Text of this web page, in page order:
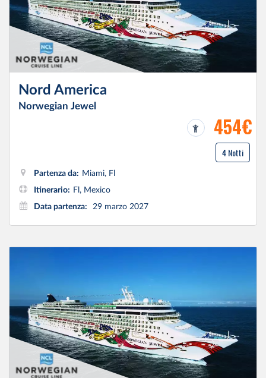
Nord America
Norwegian Jewel
454€
4 Notti
Partenza da: Miami, Fl
Itinerario: Fl, Mexico
Data partenza:
29 marzo 2027